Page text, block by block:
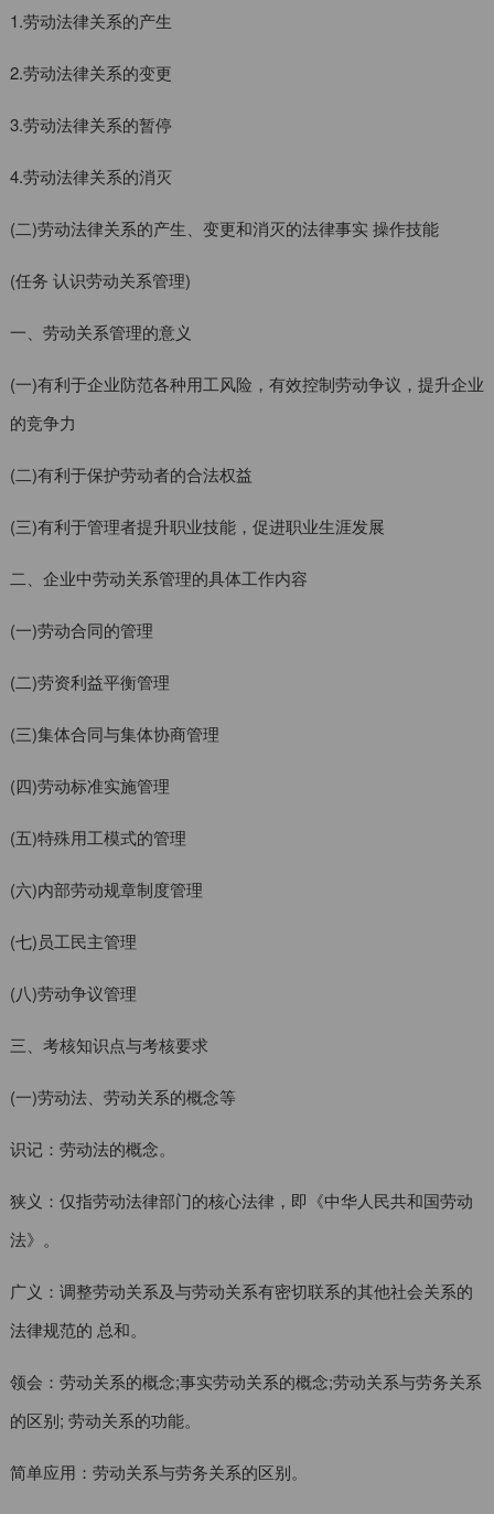
1.劳动法律关系的产生
2.劳动法律关系的变更
3.劳动法律关系的暂停
4.劳动法律关系的消灭
(二)劳动法律关系的产生、变更和消灭的法律事实 操作技能
(任务 认识劳动关系管理)
一、劳动关系管理的意义
(一)有利于企业防范各种用工风险，有效控制劳动争议，提升企业
的竞争力
(二)有利于保护劳动者的合法权益
(三)有利于管理者提升职业技能，促进职业生涯发展
二、企业中劳动关系管理的具体工作内容
(一)劳动合同的管理
(二)劳资利益平衡管理
(三)集体合同与集体协商管理
(四)劳动标准实施管理
(五)特殊用工模式的管理
(六)内部劳动规章制度管理
(七)员工民主管理
(八)劳动争议管理
三、考核知识点与考核要求
(一)劳动法、劳动关系的概念等
识记：劳动法的概念。
狭义：仅指劳动法律部门的核心法律，即《中华人民共和国劳动
法》。
广义：调整劳动关系及与劳动关系有密切联系的其他社会关系的
法律规范的 总和。
领会：劳动关系的概念;事实劳动关系的概念;劳动关系与劳务关系
的区别; 劳动关系的功能。
简单应用：劳动关系与劳务关系的区别。